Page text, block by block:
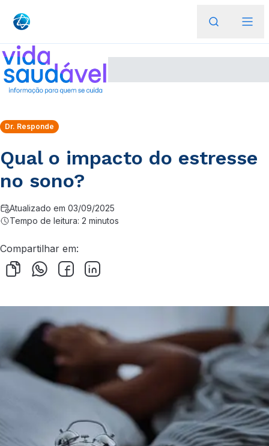
Dr. Responde
Qual o impacto do estresse
no sono?
Atualizado em 03/09/2025
Tempo de leitura: 2 minutos
Compartilhar em: